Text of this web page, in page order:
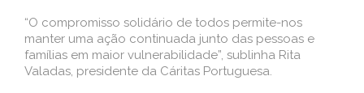
“O compromisso solidário de todos permite-nos
manter uma ação continuada junto das pessoas e
famílias em maior vulnerabilidade”, sublinha Rita
Valadas, presidente da Cáritas Portuguesa.